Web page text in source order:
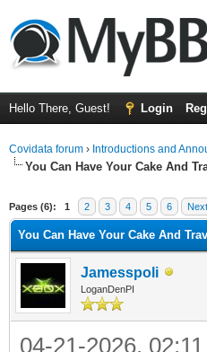
Hello There, Guest! Login
Covidata forum › Introductions and
You Can Have Your Cake And
Pages (6): 1 2 3 4 5 6
You Can Have Your Cake And
Jamesspoli
LoganDenPI
04-21-2026,